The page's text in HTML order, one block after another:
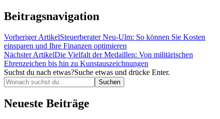
Beitragsnavigation
Vorheriger ArtikelSteuerberater Neu-Ulm: So können Sie Kosten
einsparen und Ihre Finanzen optimieren
Nächster ArtikelDie Vielfalt der Medaillen: Von militärischen
Ehrenzeichen bis hin zu Kunstauszeichnungen
Suchst du nach etwas?Suche etwas und drücke Enter.
Neueste Beiträge